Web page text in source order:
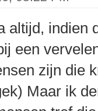
altijd, indien
een
zijn die
Maar ik